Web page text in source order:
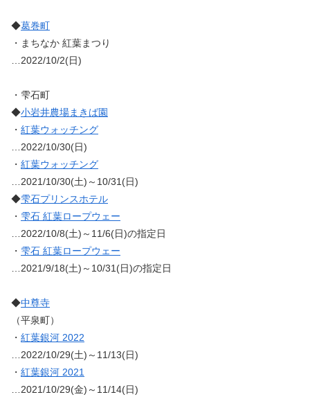
◆葛巻町
・まちなか 紅葉まつり
…2022/10/2(日)
・雫石町
◆小岩井農場まきば園
・ 紅葉ウォッチング
…2022/10/30(日)
・ 紅葉ウォッチング
…2021/10/30(土)～10/31(日)
◆雫石プリンスホテル
・ 雫石 紅葉ロープウェー
…2022/10/8(土)～11/6(日)の指定日
・ 雫石 紅葉ロープウェー
…2021/9/18(土)～10/31(日)の指定日
◆中尊寺
（平泉町）
・ 紅葉銀河 2022
…2022/10/29(土)～11/13(日)
・ 紅葉銀河 2021
…2021/10/29(金)～11/14(日)